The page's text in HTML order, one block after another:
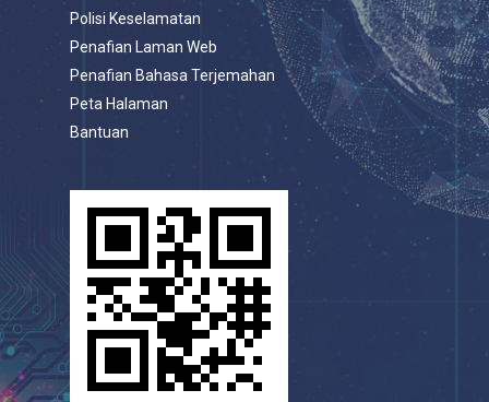
Polisi Keselamatan
Penafian Laman Web
Penafian Bahasa Terjemahan
Peta Halaman
Bantuan